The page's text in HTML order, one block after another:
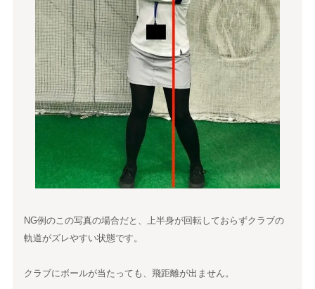
NG例のこの写真の場合だと、上半身が回転しておらずクラブの
軌道がズレやすい状態です。
クラブにボールが当たっても、飛距離が出ません。